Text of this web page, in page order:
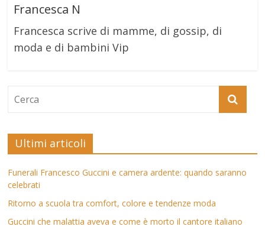
Francesca N
Francesca scrive di mamme, di gossip, di
moda e di bambini Vip
Ultimi articoli
Funerali Francesco Guccini e camera ardente: quando saranno
celebrati
Ritorno a scuola tra comfort, colore e tendenze moda
Guccini che malattia aveva e come è morto il cantore italiano